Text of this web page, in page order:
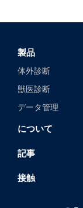
製品
体外診断
獣医診断
データ管理
について
記事
接触